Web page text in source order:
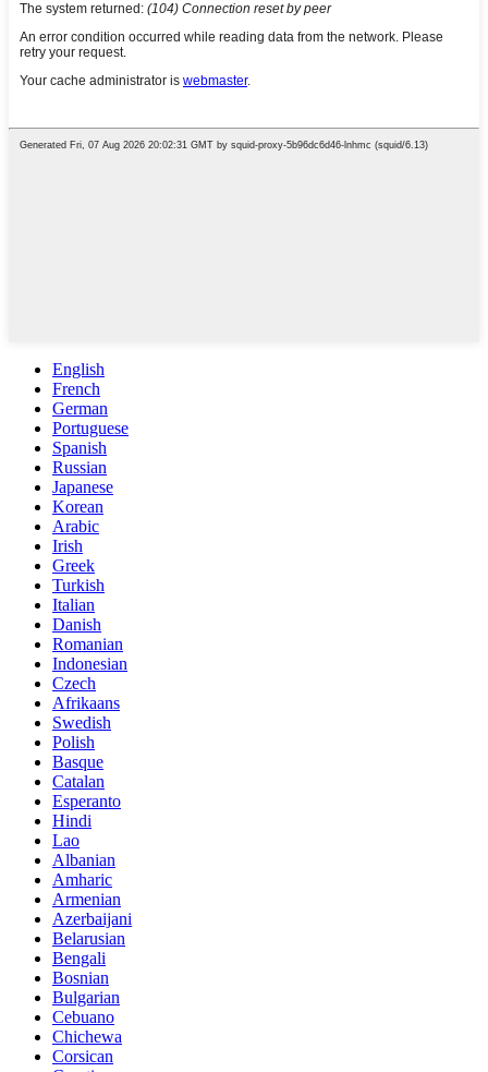
English
French
German
Portuguese
Spanish
Russian
Japanese
Korean
Arabic
Irish
Greek
Turkish
Italian
Danish
Romanian
Indonesian
Czech
Afrikaans
Swedish
Polish
Basque
Catalan
Esperanto
Hindi
Lao
Albanian
Amharic
Armenian
Azerbaijani
Belarusian
Bengali
Bosnian
Bulgarian
Cebuano
Chichewa
Corsican